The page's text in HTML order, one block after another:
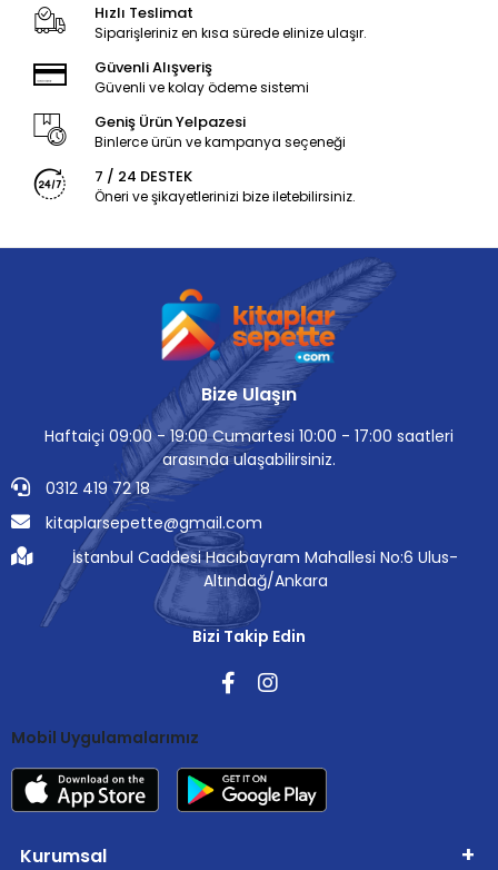
Hızlı Teslimat
Siparişleriniz en kısa sürede elinize ulaşır.
Güvenli Alışveriş
Güvenli ve kolay ödeme sistemi
Geniş Ürün Yelpazesi
Binlerce ürün ve kampanya seçeneği
7 / 24 DESTEK
Öneri ve şikayetlerinizi bize iletebilirsiniz.
Bize Ulaşın
Haftaiçi 09:00 - 19:00 Cumartesi 10:00 - 17:00 saatleri
arasında ulaşabilirsiniz.
0312 419 72 18
kitaplarsepette@gmail.com
İstanbul Caddesi Hacıbayram Mahallesi No:6 Ulus-
Altındağ/Ankara
Bizi Takip Edin
Mobil Uygulamalarımız
Kurumsal